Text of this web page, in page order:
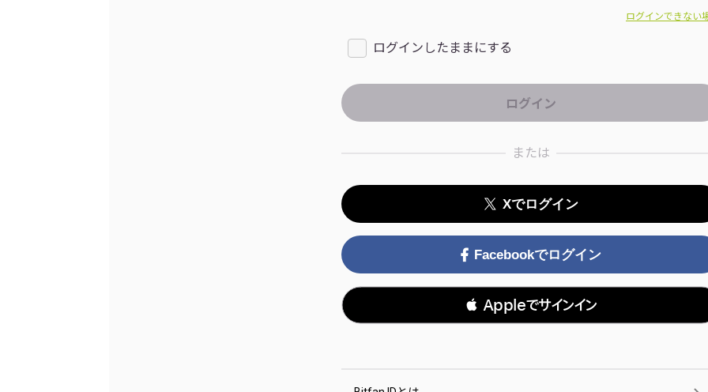
ログインできない
ログインしたままにする
または
Xでログイン
Facebookでログイン
 Appleでサインイン